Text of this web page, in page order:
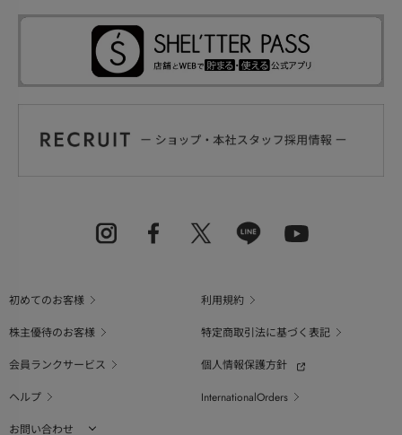
初めてのお客様
利用規約
株主優待のお客様
特定商取引法に基づく表記
会員ランクサービス
個人情報保護方針
ヘルプ
InternationalOrders
お問い合わせ